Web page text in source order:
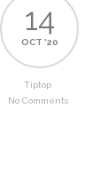
14
OCT '20
Tiptop
No Comments